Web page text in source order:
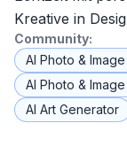
Kreative in
Community:
AI Photo &
AI Photo &
AI Art Generator